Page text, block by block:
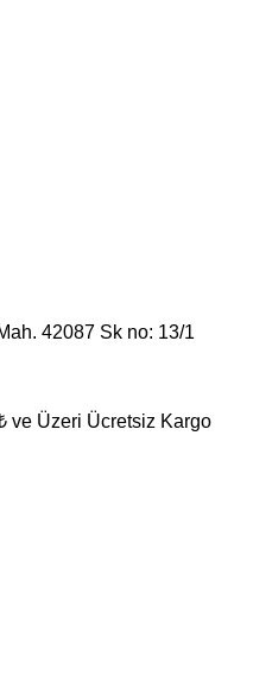
42087 Sk no: 13/1
ve Üzeri Ücretsiz Kargo